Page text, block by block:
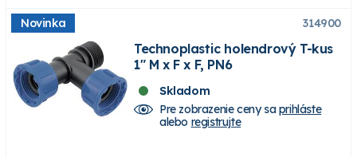
Novinka 314900
Technoplastic holendrový T-kus
1" M x F x F, PN6
Skladom
Pre zobrazenie ceny saprihláste
alebo registrujte